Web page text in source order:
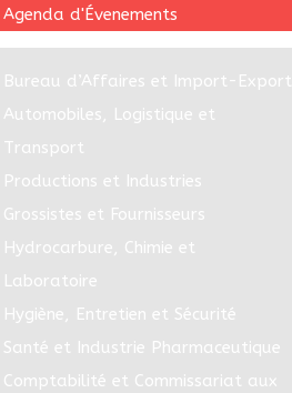
Bureau d’Affaires et Import-Export
Automobiles, Logistique et
Transport
Productions et Industries
Grossistes et Fournisseurs
Hydrocarbure, Chimie et
Laboratoire
Hygiène, Entretien et Sécurité
Santé et Industrie Pharmaceutique
Comptabilité et Commissariat aux
Agenda d'Évenements